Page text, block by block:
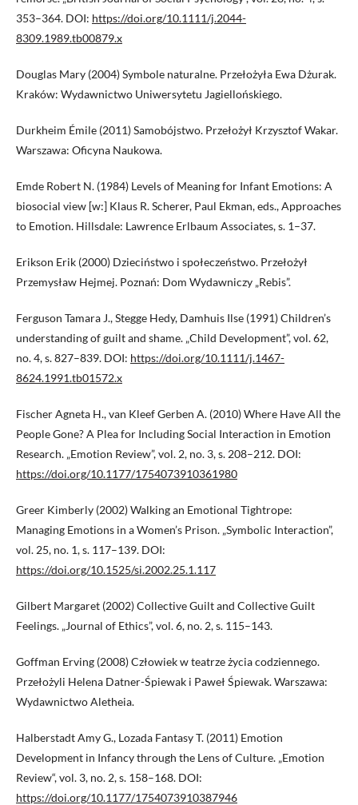
353–364. DOI: https://doi.org/10.1111/j.2044-
8309.1989.tb00879.x
Douglas Mary (2004) Symbole naturalne. Przełożyła Ewa Dżurak.
Kraków: Wydawnictwo Uniwersytetu Jagiellońskiego.
Durkheim Émile (2011) Samobójstwo. Przełożył Krzysztof Wakar.
Warszawa: Oficyna Naukowa.
Emde Robert N. (1984) Levels of Meaning for Infant Emotions: A
biosocial view [w:] Klaus R. Scherer, Paul Ekman, eds., Approaches
to Emotion. Hillsdale: Lawrence Erlbaum Associates, s. 1–37.
Erikson Erik (2000) Dzieciństwo i społeczeństwo. Przełożył
Przemysław Hejmej. Poznań: Dom Wydawniczy „Rebis”.
Ferguson Tamara J., Stegge Hedy, Damhuis Ilse (1991) Children’s
understanding of guilt and shame. „Child Development”, vol. 62,
no. 4, s. 827–839. DOI: https://doi.org/10.1111/j.1467-
8624.1991.tb01572.x
Fischer Agneta H., van Kleef Gerben A. (2010) Where Have All the
People Gone? A Plea for Including Social Interaction in Emotion
Research. „Emotion Review”, vol. 2, no. 3, s. 208–212. DOI:
https://doi.org/10.1177/1754073910361980
Greer Kimberly (2002) Walking an Emotional Tightrope:
Managing Emotions in a Women’s Prison. „Symbolic Interaction”,
vol. 25, no. 1, s. 117–139. DOI:
https://doi.org/10.1525/si.2002.25.1.117
Gilbert Margaret (2002) Collective Guilt and Collective Guilt
Feelings. „Journal of Ethics”, vol. 6, no. 2, s. 115–143.
Goffman Erving (2008) Człowiek w teatrze życia codziennego.
Przełożyli Helena Datner-Śpiewak i Paweł Śpiewak. Warszawa:
Wydawnictwo Aletheia.
Halberstadt Amy G., Lozada Fantasy T. (2011) Emotion
Development in Infancy through the Lens of Culture. „Emotion
Review“, vol. 3, no. 2, s. 158–168. DOI:
https://doi.org/10.1177/1754073910387946